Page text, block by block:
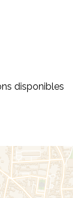
disponibles